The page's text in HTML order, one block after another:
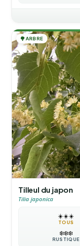
🌳ARBRE
Tilleul du japon
Tilia japonica
☀️☀️☀️
TOUS
❄️❄️❄️
RUSTIQUE